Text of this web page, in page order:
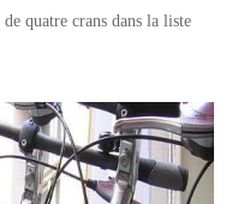
quatre crans dans la liste